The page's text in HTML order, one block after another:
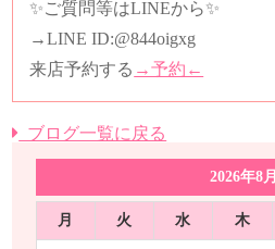
✨ご質問等はLINEから✨
→LINE ID:@844oigxg
来店予約する →予約←
ブログ一覧に戻る
2026年8月
月 火 水 木